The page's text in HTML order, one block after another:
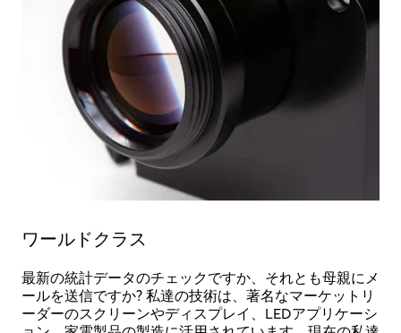
ワールドクラス
最新の統計データのチェックですか、それとも母親にメ
ールを送信ですか? 私達の技術は、著名なマーケットリ
ーダーのスクリーンやディスプレイ、LEDアプリケーシ